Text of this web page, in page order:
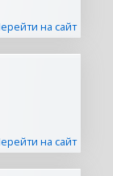
на сайт
на сайт